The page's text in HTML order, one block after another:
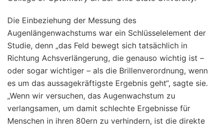
Die Einbeziehung der Messung des
Augenlängenwachstums war ein Schlüsselelement der
Studie, denn „das Feld bewegt sich tatsächlich in
Richtung Achsverlängerung, die genauso wichtig ist –
oder sogar wichtiger – als die Brillenverordnung, wenn
es um das aussagekräftigste Ergebnis geht“, sagte sie.
„Wenn wir versuchen, das Augenwachstum zu
verlangsamen, um damit schlechte Ergebnisse für
Menschen in ihren 80ern zu verhindern, ist die direkte